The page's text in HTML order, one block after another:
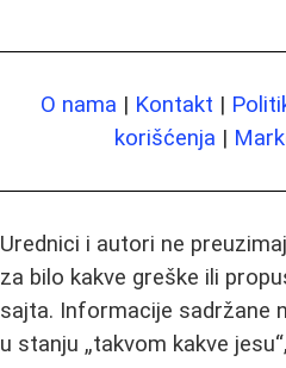
O nama | Kontakt |
korišćenja |
Urednici i autori ne
za bilo kakve greške ili
sajta. Informacije sadržane
u stanju „takvom kakve